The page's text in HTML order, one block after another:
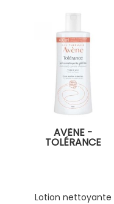
AVÈNE -
TOLÉRANCE
Lotion nettoyante